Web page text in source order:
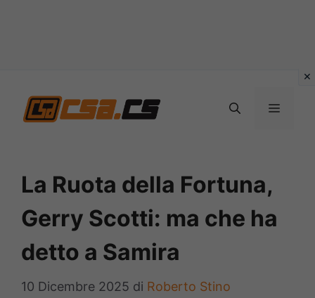
contenuto
MENU
La Ruota della Fortuna,
Gerry Scotti: ma che ha
detto a Samira
10 Dicembre 2025 di Roberto Stino